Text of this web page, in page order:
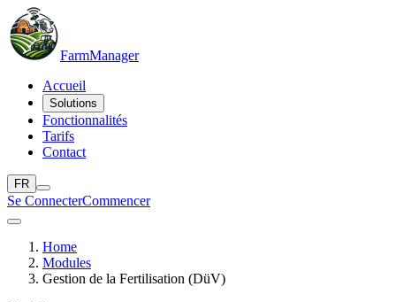
FarmManager
Accueil
Solutions
Fonctionnalités
Tarifs
Contact
FR
Se ConnecterCommencer
Home
Modules
Gestion de la Fertilisation (DüV)